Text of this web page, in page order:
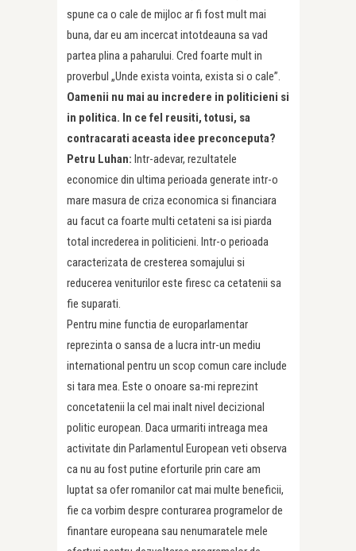
spune ca o cale de mijloc ar fi fost mult mai
buna, dar eu am incercat intotdeauna sa vad
partea plina a paharului. Cred foarte mult in
proverbul „Unde exista vointa, exista si o cale”.
Oamenii nu mai au incredere in politicieni si
in politica. In ce fel reusiti, totusi, sa
contracarati aceasta idee preconceputa?
Petru Luhan: Intr-adevar, rezultatele
economice din ultima perioada generate intr-o
mare masura de criza economica si financiara
au facut ca foarte multi cetateni sa isi piarda
total increderea in politicieni. Intr-o perioada
caracterizata de cresterea somajului si
reducerea veniturilor este firesc ca cetatenii sa
fie suparati.
Pentru mine functia de europarlamentar
reprezinta o sansa de a lucra intr-un mediu
international pentru un scop comun care include
si tara mea. Este o onoare sa-mi reprezint
concetatenii la cel mai inalt nivel decizional
politic european. Daca urmariti intreaga mea
activitate din Parlamentul European veti observa
ca nu au fost putine eforturile prin care am
luptat sa ofer romanilor cat mai multe beneficii,
fie ca vorbim despre conturarea programelor de
finantare europeana sau nenumaratele mele